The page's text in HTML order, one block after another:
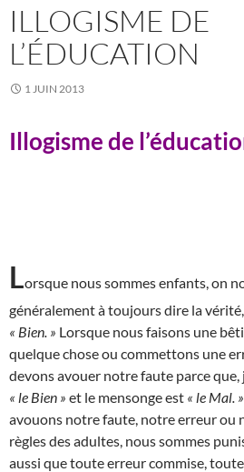
ILLOGISME DE
L’ÉDUCATION
1 JUIN 2013
Illogisme de
Lorsque nous sommes enfants, on
généralement à toujours dire la
« Bien. » Lorsque nous faisons une
quelque chose ou commettons une
devons avouer notre faute parce
« le Bien » et le mensonge est « le Mal. »
avouons notre faute, notre erreur ou
règles des adultes, nous sommes
aussi que toute erreur commise,